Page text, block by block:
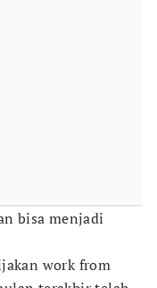
bisa menjadi
work from